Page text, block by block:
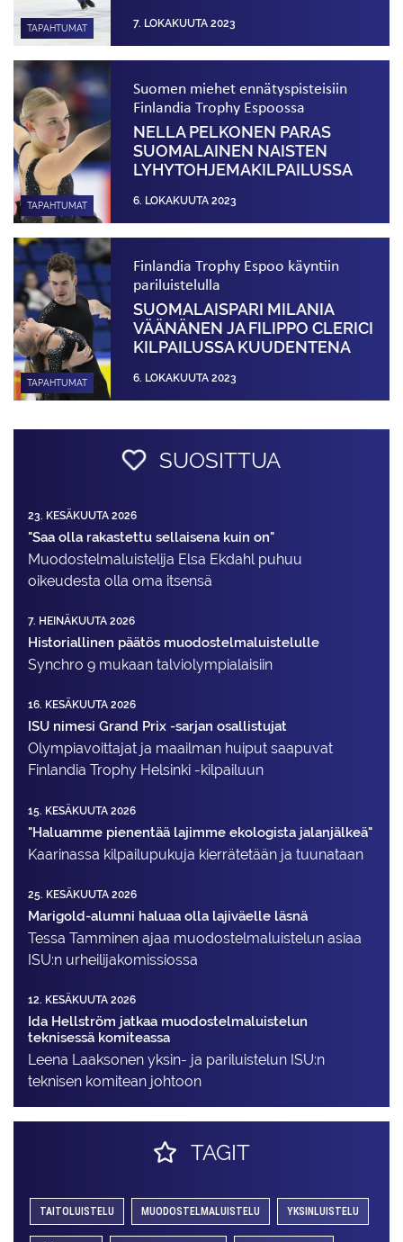
TAPAHTUMAT 7. LOKAKUUTA 2023
TAPAHTUMAT
Suomen miehet ennätyspisteisiin
Finlandia Trophy Espoossa
NELLA PELKONEN PARAS
SUOMALAINEN NAISTEN
LYHYTOHJEMA­KILPAILUSSA
6. LOKAKUUTA 2023
TAPAHTUMAT
Finlandia Trophy Espoo käyntiin
pariluistelulla
SUOMALAISPARI MILANIA
VÄÄNÄNEN JA FILIPPO CLERICI
KILPAILUSSA KUUDENTENA
6. LOKAKUUTA 2023
SUOSITTUA
23. KESÄKUUTA 2026
"Saa olla rakastettu sellaisena kuin on"
Muodostelma­luistelija Elsa Ekdahl puhuu
oikeudesta olla oma itsensä
7. HEINÄKUUTA 2026
Historiallinen päätös muodostelmaluistelulle
Synchro 9 mukaan talviolympialaisiin
16. KESÄKUUTA 2026
ISU nimesi Grand Prix -sarjan osallistujat
Olympiavoittajat ja maailman huiput saapuvat
Finlandia Trophy Helsinki -kilpailuun
15. KESÄKUUTA 2026
"Haluamme pienentää lajimme ekologista jalanjälkeä"
Kaarinassa kilpailupukuja kierrätetään ja tuunataan
25. KESÄKUUTA 2026
Marigold-alumni haluaa olla lajiväelle läsnä
Tessa Tamminen ajaa muodostelma­luistelun asiaa
ISU:n urheilija­komissiossa
12. KESÄKUUTA 2026
Ida Hellström jatkaa muodostelmaluistelun
teknisessä komiteassa
Leena Laaksonen yksin- ja pariluistelun ISU:n
teknisen komitean johtoon
TAGIT
TAITOLUISTELU MUODOSTELMALUISTELU YKSINLUISTELU